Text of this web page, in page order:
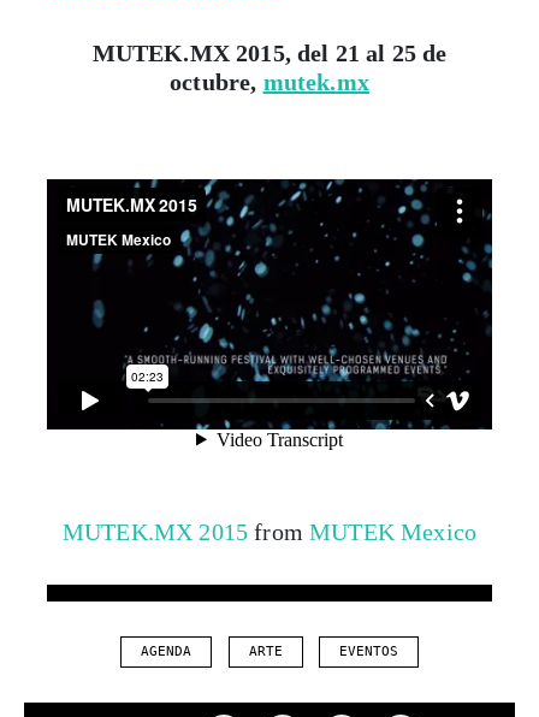
MUTEK.MX 2015, del 21 al 25 de
octubre, mutek.mx
MUTEK.MX 2015 fromMUTEK Mexico
AGENDA ARTE EVENTOS